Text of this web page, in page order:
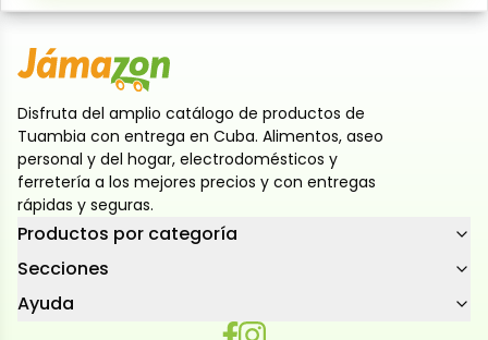
Disfruta del amplio catálogo de productos de
Tuambia con entrega en Cuba. Alimentos, aseo
personal y del hogar, electrodomésticos y
ferretería a los mejores precios y con entregas
rápidas y seguras.
Productos por categoría
Secciones
Ayuda